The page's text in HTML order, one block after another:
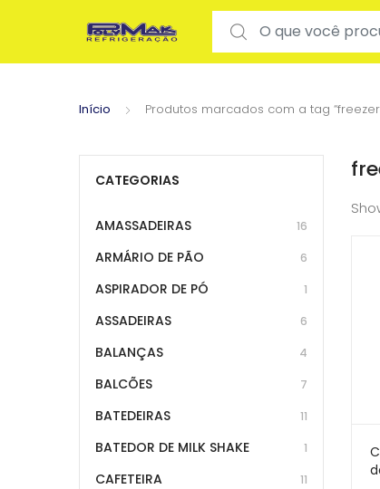
Search for:
Início Produtos marcados com a tag
CATEGORIAS
AMASSADEIRAS 16
ARMÁRIO DE PÃO 6
ASPIRADOR DE PÓ 1
ASSADEIRAS 6
BALANÇAS 4
BALCÕES 7
BATEDEIRAS 11
BATEDOR DE MILK SHAKE 1
CAFETEIRA 11